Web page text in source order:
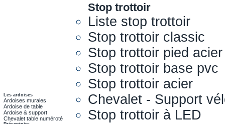
Les ardoises
Ardoises murales
Ardoise de table
Ardoise & support
Chevalet table numéroté
Stop trottoir
Liste stop trottoir
Stop trottoir classic
Stop trottoir pied acier
Stop trottoir base pvc
Stop trottoir acier
Chevalet - Support
Stop trottoir à LED